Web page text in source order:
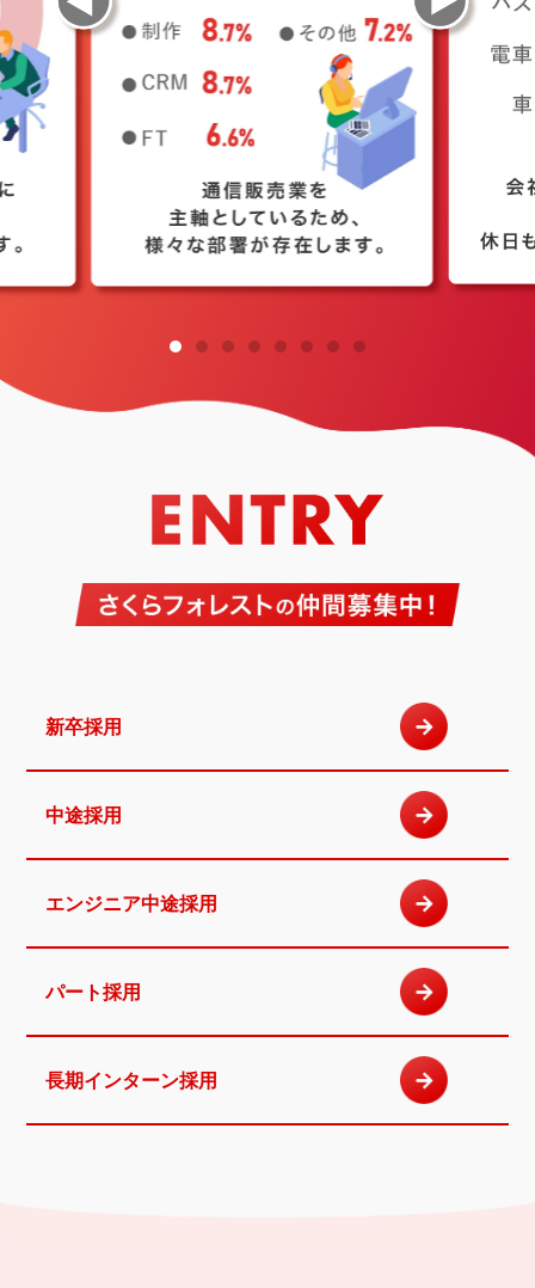
新卒採用
中途採用
エンジニア中途採用
パート採用
長期インターン採用